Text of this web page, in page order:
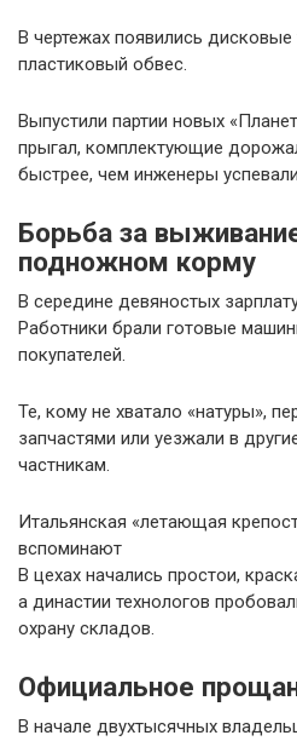
В чертежах появились дисковые
пластиковый обвес.
Выпустили партии новых
прыгал, комплектующие
быстрее, чем инженеры
Борьба за
подножном корму
В середине девяностых
Работники брали готовые
покупателей.
Те, кому не хватало «натуры»,
запчастями или уезжали в
частникам.
Итальянская «летающая
вспоминают
В цехах начались простои,
а династии технологов
охрану складов.
Официальное
В начале двухтысячных